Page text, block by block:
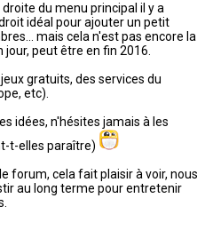
du menu principal il y a
idéal pour ajouter un petit
mais cela n'est pas encore la
peut être en fin 2016.
gratuits, des services du
etc).
idées, n'hésites jamais à les
t-elles paraître)
forum, cela fait plaisir à voir, nous
au long terme pour entretenir